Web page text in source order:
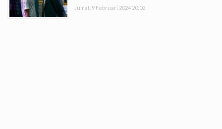
Jumat, 9 Februari 2024 20:02